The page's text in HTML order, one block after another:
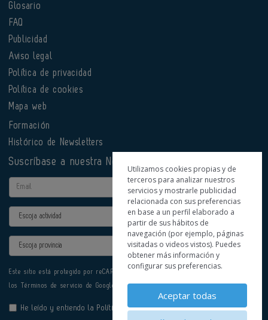
Glosario
FAQ
Publicidad
Aviso legal
Política de privacidad
Política de cookies
Mapa web
Formación
Histórico de Newsletters
Suscríbase a nuestra Newsletter
Email
Actividad
Provincia
Este sitio está protegido por reCAPTCHA y se aplican la
los Términos de servicio de Google.
He leído y entiendo la Política de Privacidad
Utilizamos cookies propias y de
terceros para analizar nuestros
servicios y mostrarle publicidad
relacionada con sus preferencias
en base a un perfil elaborado a
partir de sus hábitos de
navegación (por ejemplo, páginas
visitadas o videos vistos). Puedes
obtener más información y
configurar sus preferencias.
Aceptar todas